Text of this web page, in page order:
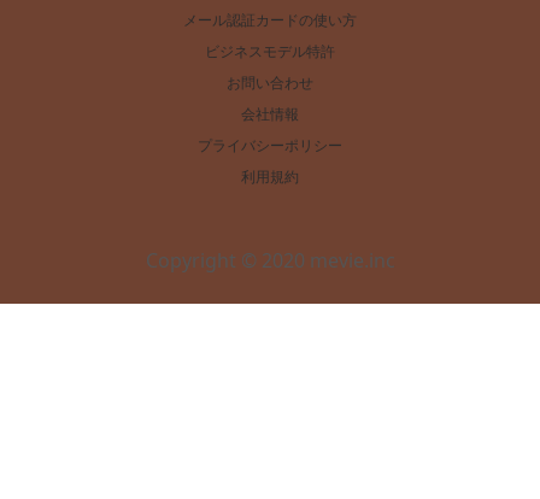
メール認証カードの使い方
ビジネスモデル特許
お問い合わせ
会社情報
プライバシーポリシー
利用規約
Copyright © 2020 mevie.inc